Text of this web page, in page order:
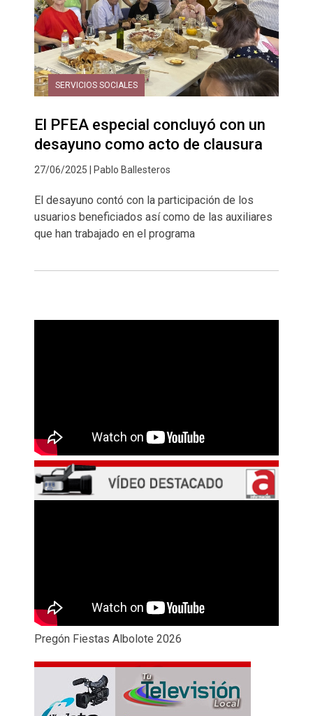
SERVICIOS SOCIALES
El PFEA especial concluyó con un
desayuno como acto de clausura
27/06/2025 | Pablo Ballesteros
El desayuno contó con la participación de los
usuarios beneficiados así como de las auxiliares
que han trabajado en el programa
Pregón Fiestas Albolote 2026